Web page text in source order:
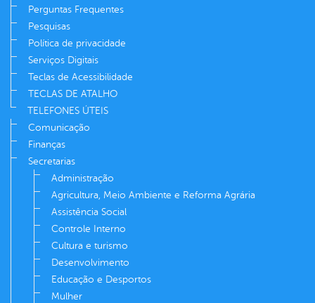
Perguntas Frequentes
Pesquisas
Política de privacidade
Serviços Digitais
Teclas de Acessibilidade
TECLAS DE ATALHO
TELEFONES ÚTEIS
Comunicação
Finanças
Secretarias
Administração
Agricultura, Meio Ambiente e Reforma Agrária
Assistência Social
Controle Interno
Cultura e turismo
Desenvolvimento
Educação e Desportos
Mulher